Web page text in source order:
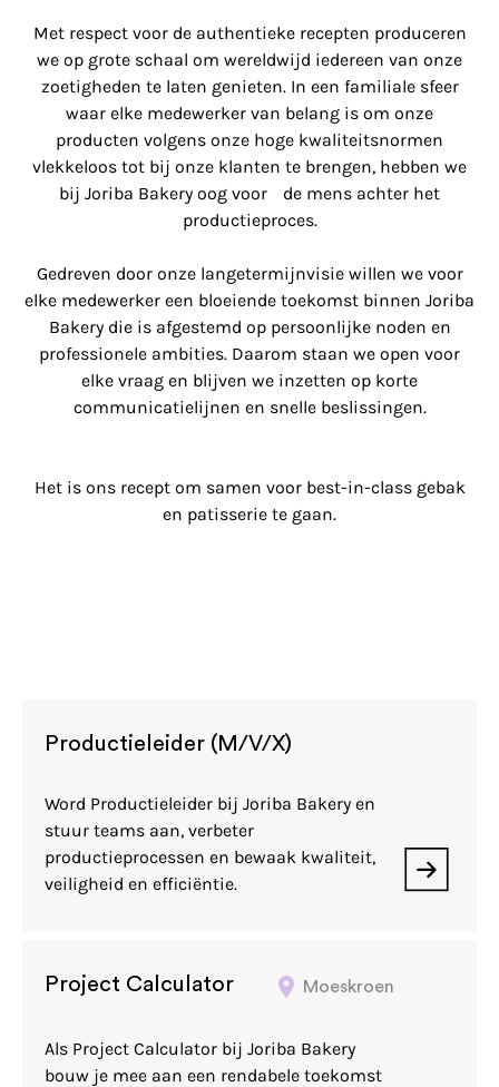
Met respect voor de authentieke recepten produceren
we op grote schaal om wereldwijd iedereen van onze
zoetigheden te laten genieten. In een familiale sfeer
waar elke medewerker van belang is om onze
producten volgens onze hoge kwaliteitsnormen
vlekkeloos tot bij onze klanten te brengen, hebben we
bij Joriba Bakery oog voor de mens achter het
productieproces.
Gedreven door onze langetermijnvisie willen we voor
elke medewerker een bloeiende toekomst binnen Joriba
Bakery die is afgestemd op persoonlijke noden en
professionele ambities. Daarom staan we open voor
elke vraag en blijven we inzetten op korte
communicatielijnen en snelle beslissingen.
Het is ons recept om samen voor best-in-class gebak
en patisserie te gaan.
Productieleider (M/V/X)
Word Productieleider bij Joriba Bakery en
stuur teams aan, verbeter
productieprocessen en bewaak kwaliteit,
veiligheid en efficiëntie.
Project Calculator Moeskroen
Als Project Calculator bij Joriba Bakery
bouw je mee aan een rendabele toekomst